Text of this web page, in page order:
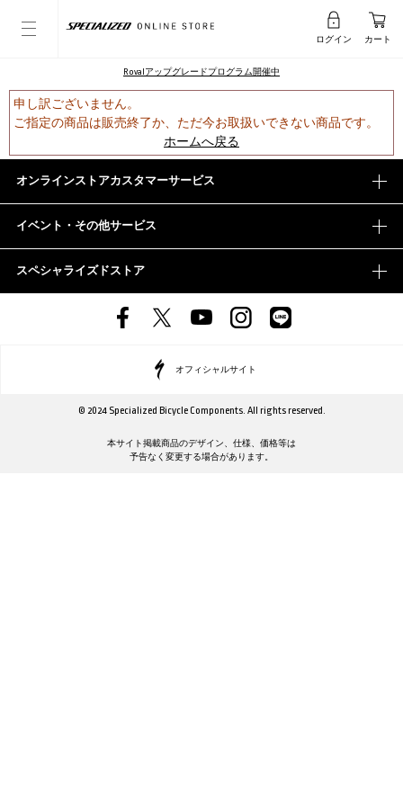
ログイン カート
Rovalアップグレードプログラム開催中
申し訳ございません。
ご指定の商品は販売終了か、ただ今お取扱いできない商品です。
ホームへ戻る
オンラインストアカスタマーサービス
イベント・その他サービス
スペシャライズドストア
オフィシャルサイト
© 2024 Specialized Bicycle Components. All rights reserved.
本サイト掲載商品のデザイン、仕様、価格等は
予告なく変更する場合があります。